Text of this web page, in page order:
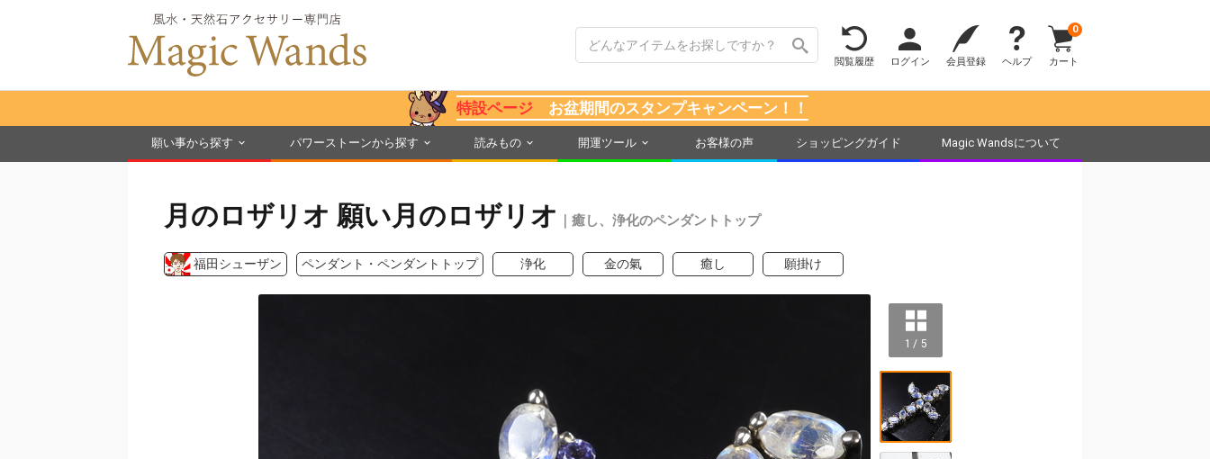
閲覧履歴 ログイン 会員登録 ヘルプ カート
0
特設ページ お盆期間のスタンプキャンペーン！！
願い事から探す パワーストーンから探す 読みもの 開運ツール お客様の声 ショッピングガイド Magic Wandsについて
月のロザリオ 願い月のロザリオ ｜癒し、浄化のペンダントトップ
福田シューザン ペンダント・ペンダントトップ 浄化 金の氣 癒し 願掛け
1 / 5